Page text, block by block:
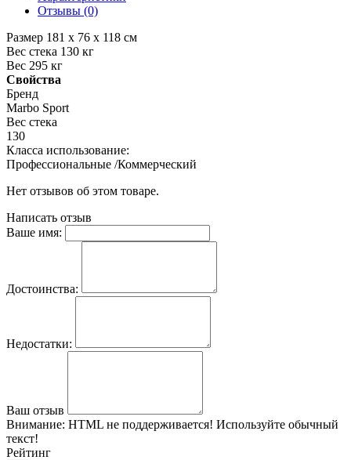
Отзывы (0)
Размер 181 x 76 x 118 см
Вес стека 130 кг
Вес 295 кг
Свойства
Бренд
Marbo Sport
Вес стека
130
Класса использование:
Профессиональные /Коммерческий
Нет отзывов об этом товаре.
Написать отзыв
Ваше имя:
Достоинства:
Недостатки:
Ваш отзыв
Внимание: HTML не поддерживается! Используйте обычный
текст!
Рейтинг